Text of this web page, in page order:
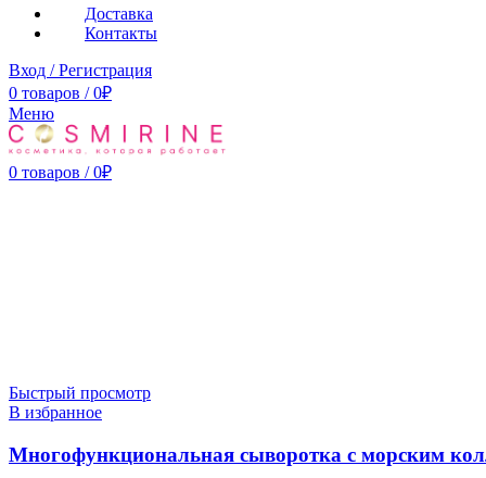
Доставка
Контакты
Вход / Регистрация
0 товаров / 0₽
Меню
0 товаров / 0₽
Быстрый просмотр
В избранное
Многофункциональная сыворотка с морским